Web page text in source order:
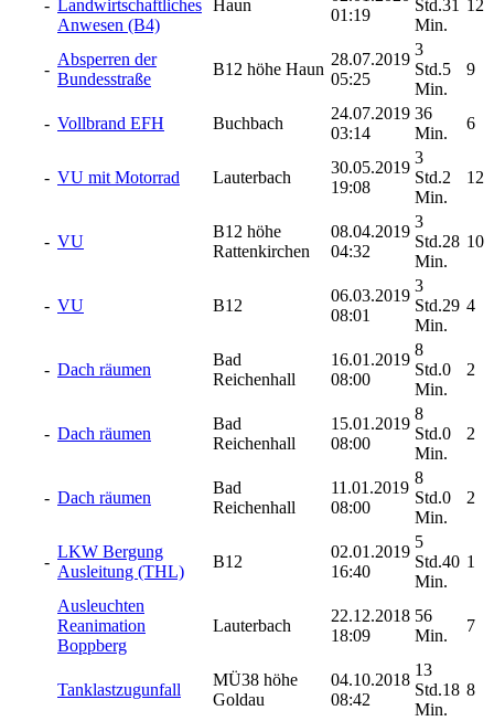
- Landwirtschaftliches
Anwesen (B4)
Haun
01:19
Std.31
Min.
12
-
Absperren der
Bundesstraße
B12 höhe Haun
28.07.2019
05:25
3
Std.5
Min.
9
- Vollbrand EFH Buchbach
24.07.2019
03:14
36
Min.
6
- VU mit Motorrad Lauterbach
30.05.2019
19:08
3
Std.2
Min.
12
- VU
B12 höhe
Rattenkirchen
08.04.2019
04:32
3
Std.28
Min.
10
- VU B12
06.03.2019
08:01
3
Std.29
Min.
4
- Dach räumen
Bad
Reichenhall
16.01.2019
08:00
8
Std.0
Min.
2
- Dach räumen
Bad
Reichenhall
15.01.2019
08:00
8
Std.0
Min.
2
- Dach räumen
Bad
Reichenhall
11.01.2019
08:00
8
Std.0
Min.
2
-
LKW Bergung
Ausleitung (THL)
B12
02.01.2019
16:40
5
Std.40
Min.
1
Ausleuchten
Reanimation
Boppberg
Lauterbach
22.12.2018
18:09
56
Min.
7
Tanklastzugunfall
MÜ38 höhe
Goldau
04.10.2018
08:42
13
Std.18
Min.
8